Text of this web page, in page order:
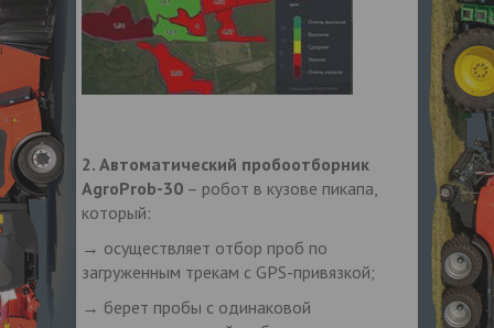
2. Автоматический пробоотборник
AgroProb-30 – робот в кузове пикапа,
который:
→ осуществляет отбор проб по
загруженным трекам с GPS-привязкой;
→ берет пробы с одинаковой